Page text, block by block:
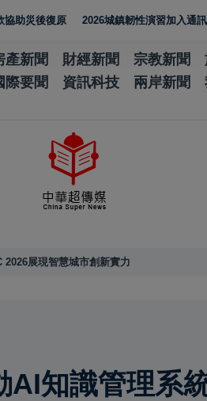
原 2026城鎮韌性演習加入通訊測試
產新聞 財經新聞 宗教新聞
際要聞 資訊科技 兩岸新聞
展現智慧城市創新實力
AI知識管理